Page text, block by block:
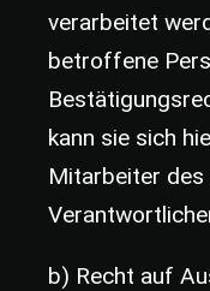
verarbeitet
betroffene
kann sie sich
Mitarbeiter
b) Recht auf